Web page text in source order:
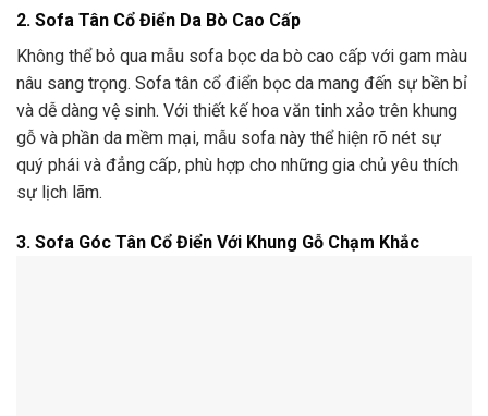
2. Sofa Tân Cổ Điển Da Bò Cao Cấp
Không thể bỏ qua mẫu sofa bọc da bò cao cấp với gam màu
nâu sang trọng. Sofa tân cổ điển bọc da mang đến sự bền bỉ
và dễ dàng vệ sinh. Với thiết kế hoa văn tinh xảo trên khung
gỗ và phần da mềm mại, mẫu sofa này thể hiện rõ nét sự
quý phái và đẳng cấp, phù hợp cho những gia chủ yêu thích
sự lịch lãm.
3. Sofa Góc Tân Cổ Điển Với Khung Gỗ Chạm Khắc